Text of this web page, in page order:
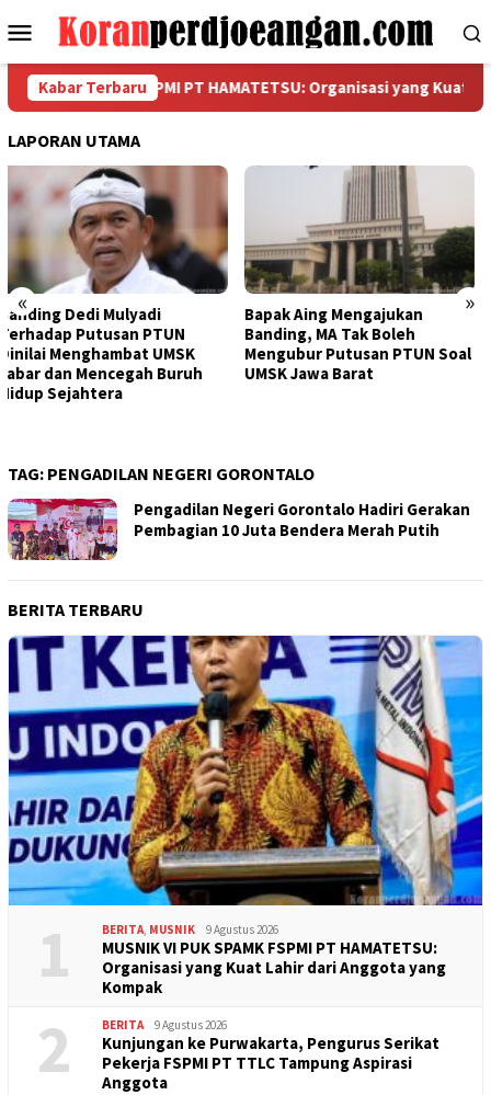
ke
Menu
Mobile
Kabar Terbaru
PUK SPAMK FSPMI PT HAMATETSU: Organisasi yang Kuat
LAPORAN UTAMA
« »
Bapak Aing Mengajukan
Banding, MA Tak Boleh
Mengubur Putusan PTUN Soal
UMSK Jawa Barat
Sengketa UMSK Jabar 2026
Tak Berkesudahan, Dedi
Mulyadi Terancam
Pemberhentian Sementara
TAG: PENGADILAN NEGERI GORONTALO
Pengadilan Negeri Gorontalo Hadiri Gerakan
Pembagian 10 Juta Bendera Merah Putih
BERITA TERBARU
1 BERITA, MUSNIK 9 Agustus 2026
MUSNIK VI PUK SPAMK FSPMI PT HAMATETSU:
Organisasi yang Kuat Lahir dari Anggota yang
Kompak
2 BERITA 9 Agustus 2026
Kunjungan ke Purwakarta, Pengurus Serikat
Pekerja FSPMI PT TTLC Tampung Aspirasi
Anggota